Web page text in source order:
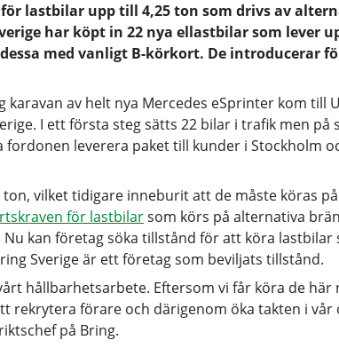
lastbilar upp till 4,25 ton som drivs av
har köpt in 22 nya ellastbilar som lever
med vanligt B-körkort. De introducerar
karavan av helt nya Mercedes eSprinter kom till
I ett första steg sätts 22 bilar i trafik men på
fordonen leverera paket till kunder i Stockholm
vilket tidigare inneburit att de måste köras
för lastbilarsom körs på alternativa
kan företag söka tillstånd för att köra lastbilar
Sverige är ett företag som beviljats tillstånd.
hållbarhetsarbete. Eftersom vi får köra de här
rekrytera förare och därigenom öka takten i vår
på Bring.